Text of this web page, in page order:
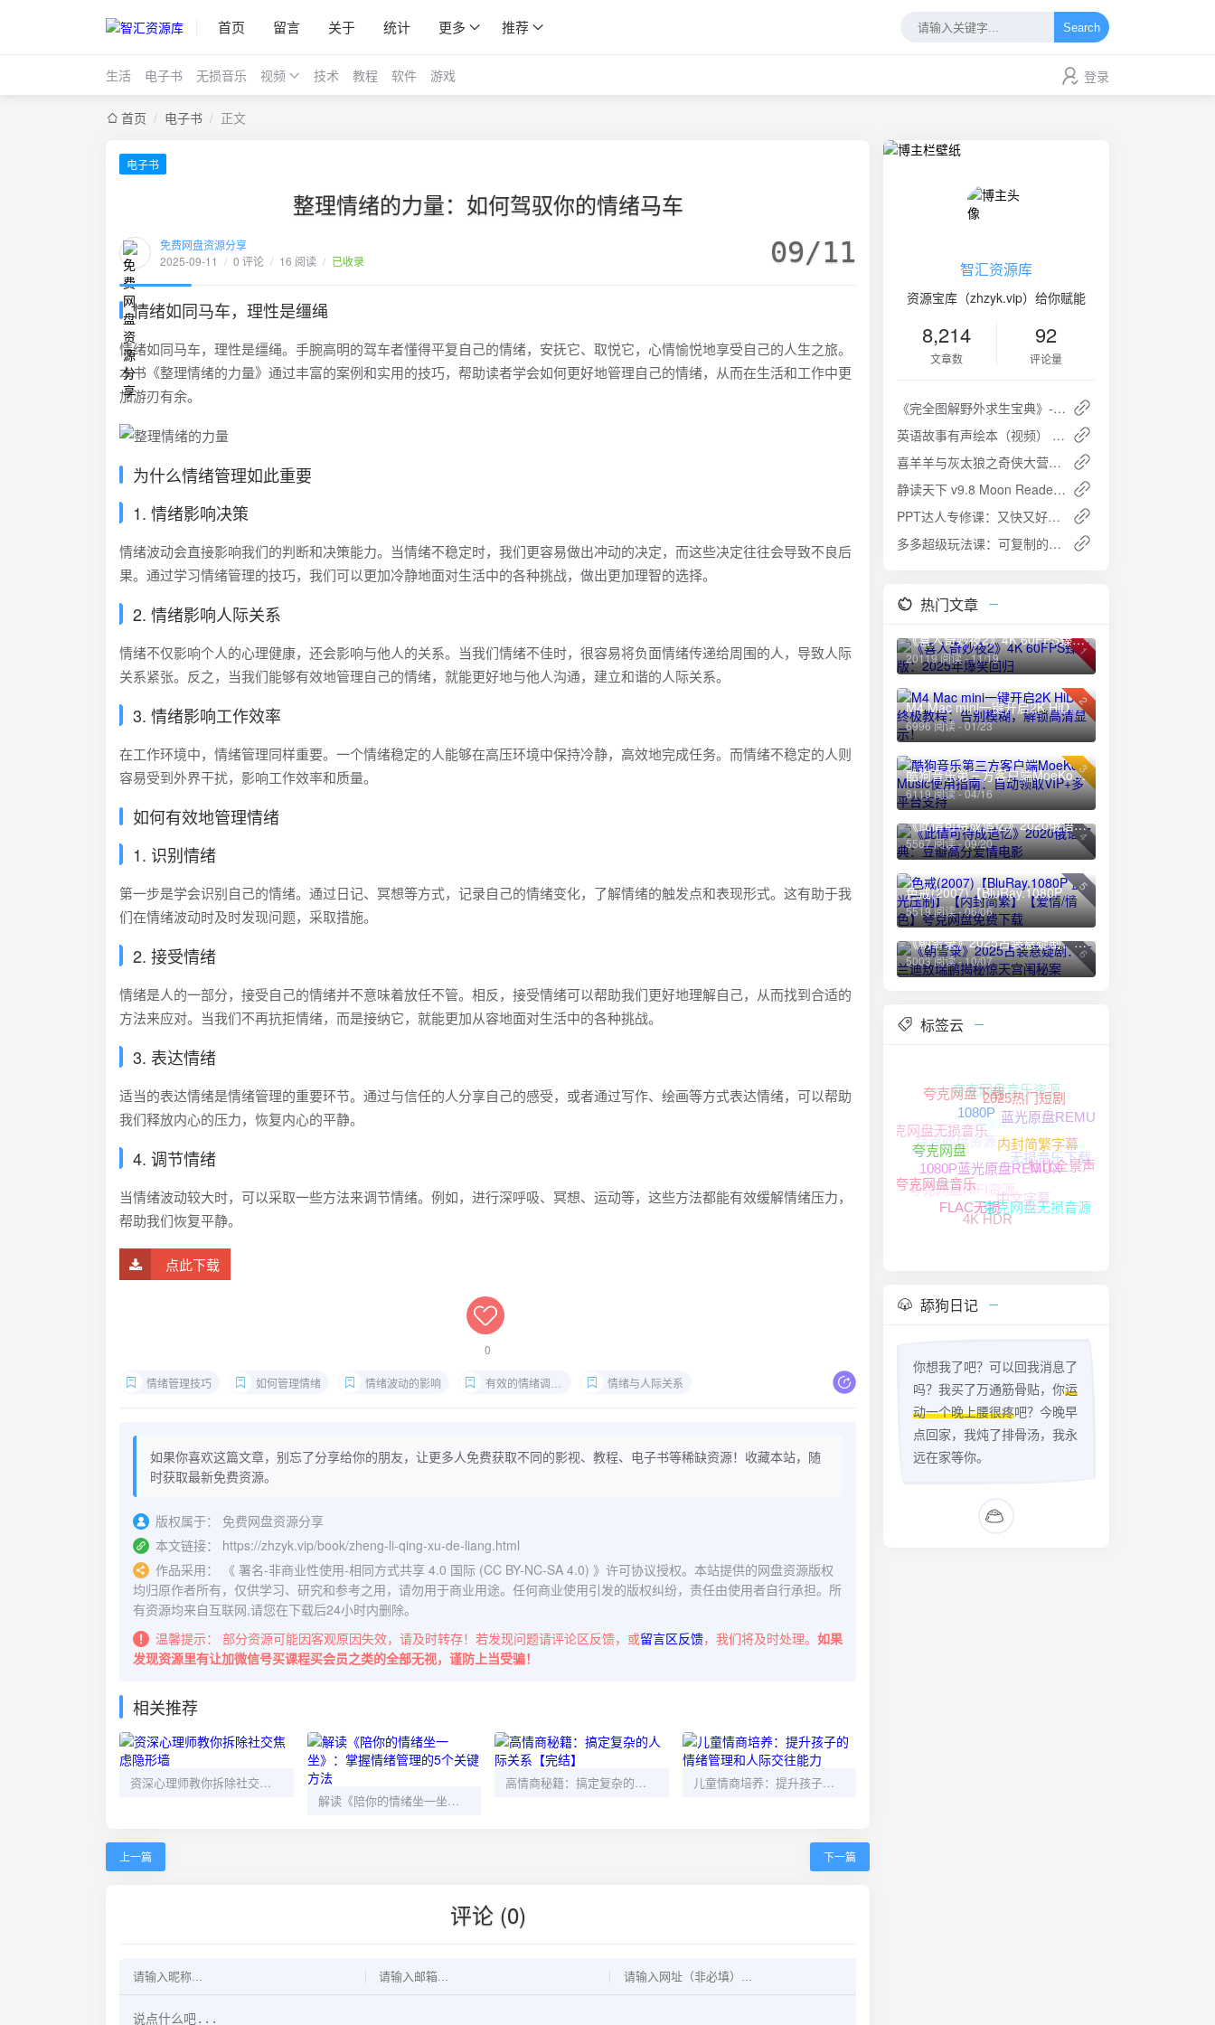
首页 留言 关于 统计 更多 推荐 Search
生活 电子书 无损音乐 视频 技术 教程 软件 游戏 登录
首页 / 电子书 / 正文
电子书
整理情绪的力量：如何驾驭你的情绪马车
免费网盘资源分享
2025-09-11 / 0 评论 / 16 阅读 / 已收录 09/11
情绪如同马车，理性是缰绳
情绪如同马车，理性是缰绳。手腕高明的驾车者懂得平复自己的情绪，安抚它、取悦它，心情愉悦地享受自己的人生之旅。
本书《整理情绪的力量》通过丰富的案例和实用的技巧，帮助读者学会如何更好地管理自己的情绪，从而在生活和工作中更
加游刃有余。
为什么情绪管理如此重要
1. 情绪影响决策
情绪波动会直接影响我们的判断和决策能力。当情绪不稳定时，我们更容易做出冲动的决定，而这些决定往往会导致不良后
果。通过学习情绪管理的技巧，我们可以更加冷静地面对生活中的各种挑战，做出更加理智的选择。
2. 情绪影响人际关系
情绪不仅影响个人的心理健康，还会影响与他人的关系。当我们情绪不佳时，很容易将负面情绪传递给周围的人，导致人际
关系紧张。反之，当我们能够有效地管理自己的情绪，就能更好地与他人沟通，建立和谐的人际关系。
3. 情绪影响工作效率
在工作环境中，情绪管理同样重要。一个情绪稳定的人能够在高压环境中保持冷静，高效地完成任务。而情绪不稳定的人则
容易受到外界干扰，影响工作效率和质量。
如何有效地管理情绪
1. 识别情绪
第一步是学会识别自己的情绪。通过日记、冥想等方式，记录自己的情绪变化，了解情绪的触发点和表现形式。这有助于我
们在情绪波动时及时发现问题，采取措施。
2. 接受情绪
情绪是人的一部分，接受自己的情绪并不意味着放任不管。相反，接受情绪可以帮助我们更好地理解自己，从而找到合适的
方法来应对。当我们不再抗拒情绪，而是接纳它，就能更加从容地面对生活中的各种挑战。
3. 表达情绪
适当的表达情绪是情绪管理的重要环节。通过与信任的人分享自己的感受，或者通过写作、绘画等方式表达情绪，可以帮助
我们释放内心的压力，恢复内心的平静。
4. 调节情绪
当情绪波动较大时，可以采取一些方法来调节情绪。例如，进行深呼吸、冥想、运动等，这些方法都能有效缓解情绪压力，
帮助我们恢复平静。
点此下载
0
情绪管理技巧 如何管理情绪 情绪波动的影响 有效的情绪调节方法 情绪与人际关系
如果你喜欢这篇文章，别忘了分享给你的朋友，让更多人免费获取不同的影视、教程、电子书等稀缺资源！收藏本站，随
时获取最新免费资源。
版权属于：
免费网盘资源分享
本文链接：
https://zhzyk.vip/book/zheng-li-qing-xu-de-liang.html
作品采用：
《 署名-非商业性使用-相同方式共享 4.0 国际 (CC BY-NC-SA 4.0) 》许可协议授权。本站提供的网盘资源版权
均归原作者所有，仅供学习、研究和参考之用，请勿用于商业用途。任何商业使用引发的版权纠纷，责任由使用者自行承担。所
有资源均来自互联网,请您在下载后24小时内删除。
温馨提示：
部分资源可能因客观原因失效，请及时转存！若发现问题请评论区反馈，或留言区反馈，我们将及时处理。 如果
发现资源里有让加微信号买课程买会员之类的全部无视，谨防上当受骗！
相关推荐
资深心理师教你拆除社交焦虑隐形墙
解读《陪你的情绪坐一坐》：掌握情绪管理的5个关键方法
高情商秘籍：搞定复杂的人际关系【完结】 儿童情商培养：提升孩子的情绪管理和人际交往能力
上一篇 下一篇
评论 (0)
智汇资源库
资源宝库（zhzyk.vip）给你赋能
8,214
文章数
92
评论量
《完全图解野外求生宝典》- 驴友户外活动的实用指南
英语故事有声绘本（视频） - 儿童英语学习的理想选择
喜羊羊与灰太狼之奇侠大营救 (2025) 更新60 完结 儿童动画片
静读天下 v9.8 Moon Reader：解锁专业版，全能电子书阅读器
PPT达人专修课：又快又好搞定演示设计
多多超级玩法课：可复制的电商运营策略全解析
热门文章
1
《喜人奇妙夜2》4K 60FPS臻彩版：2025年爆笑回归
20119 阅读 - 11/19
2
M4 Mac mini一键开启2K HiDPI终极教程：告别模糊，解锁高清显示！
6996 阅读 - 01/23
3
酷狗音乐第三方客户端MoeKoe Music使用指南：自动领取VIP+多平台支持
6119 阅读 - 04/16
4
《此情可待成追忆》2020俄语经典：豆瓣高分爱情电影
5567 阅读 - 09/20
5
色戒(2007)【BluRay.1080P 蓝光压制】【内封简繁】【爱情/情色】夸克网盘免费下载
5519 阅读 - 06/06
6
《朝雪录》2025古装悬疑剧：李兰迪敖瑞鹏揭秘惊天宫闱秘案
5003 阅读 - 10/07
标签云
夸克网盘资源
夸克网盘无损音乐
夸克网盘下载
夸克网盘音乐资源
1080P高清资源
1080P高清
夸克网盘HIFI资源
夸克网盘音乐
夸克网盘
1080P
2025热门短剧
蓝光原盘REMUX
无损音乐下载
中文字幕
4K HDR
FLAC无损
1080P蓝光原盘REMUX
内封简繁字幕
杜比全景声
夸克网盘无损音源
舔狗日记
你想我了吧？可以回我消息了
吗？我买了万通筋骨贴，你运
动一个晚上腰很疼吧？今晚早
点回家，我炖了排骨汤，我永
远在家等你。